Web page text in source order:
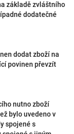
základě zvláštního
dodatečné
dodat zboží na
povinen převzít
nutno zboží
bylo uvedeno v
spojené s